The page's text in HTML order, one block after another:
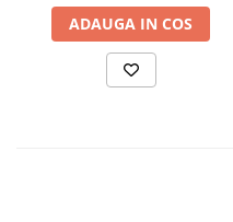
ADAUGA IN COS